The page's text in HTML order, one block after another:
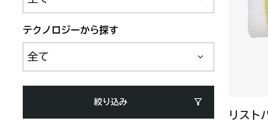
テクノロジーから探す
絞り込み
リスト